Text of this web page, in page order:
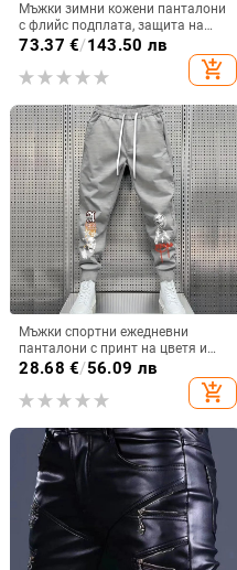
Мъжки зимни кожени панталони
с флийс подплата, защита на
коляното, за колоездене,
еластични топли панталони за
средна възраст и възрастни.
73.37 €/143.50 лв
add_shopping_cart
Мъжки спортни ежедневни
панталони с принт на цветя и
панделка в американски стил,
големи размери, ежедневни
панталони с щампа от хип-хоп и
28.68 €/56.09 лв
add_shopping_cart